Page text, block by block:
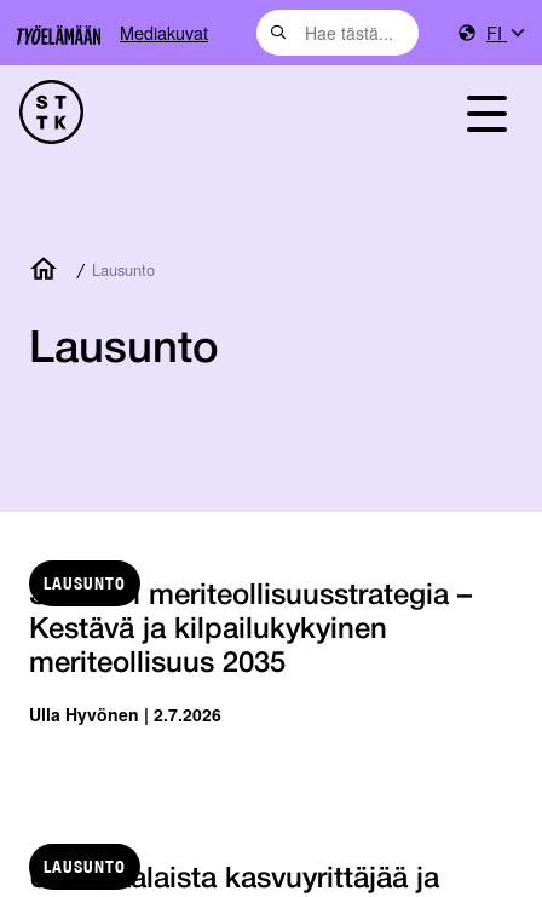
Mediakuvat FI
/ Lausunto
Lausunto
LAUSUNTO
Suomen meriteollisuusstrategia –
Kestävä ja kilpailukykyinen
meriteollisuus 2035
Ulla Hyvönen | 2.7.2026
LAUSUNTO
Ulkomaalaista kasvuyrittäjää ja